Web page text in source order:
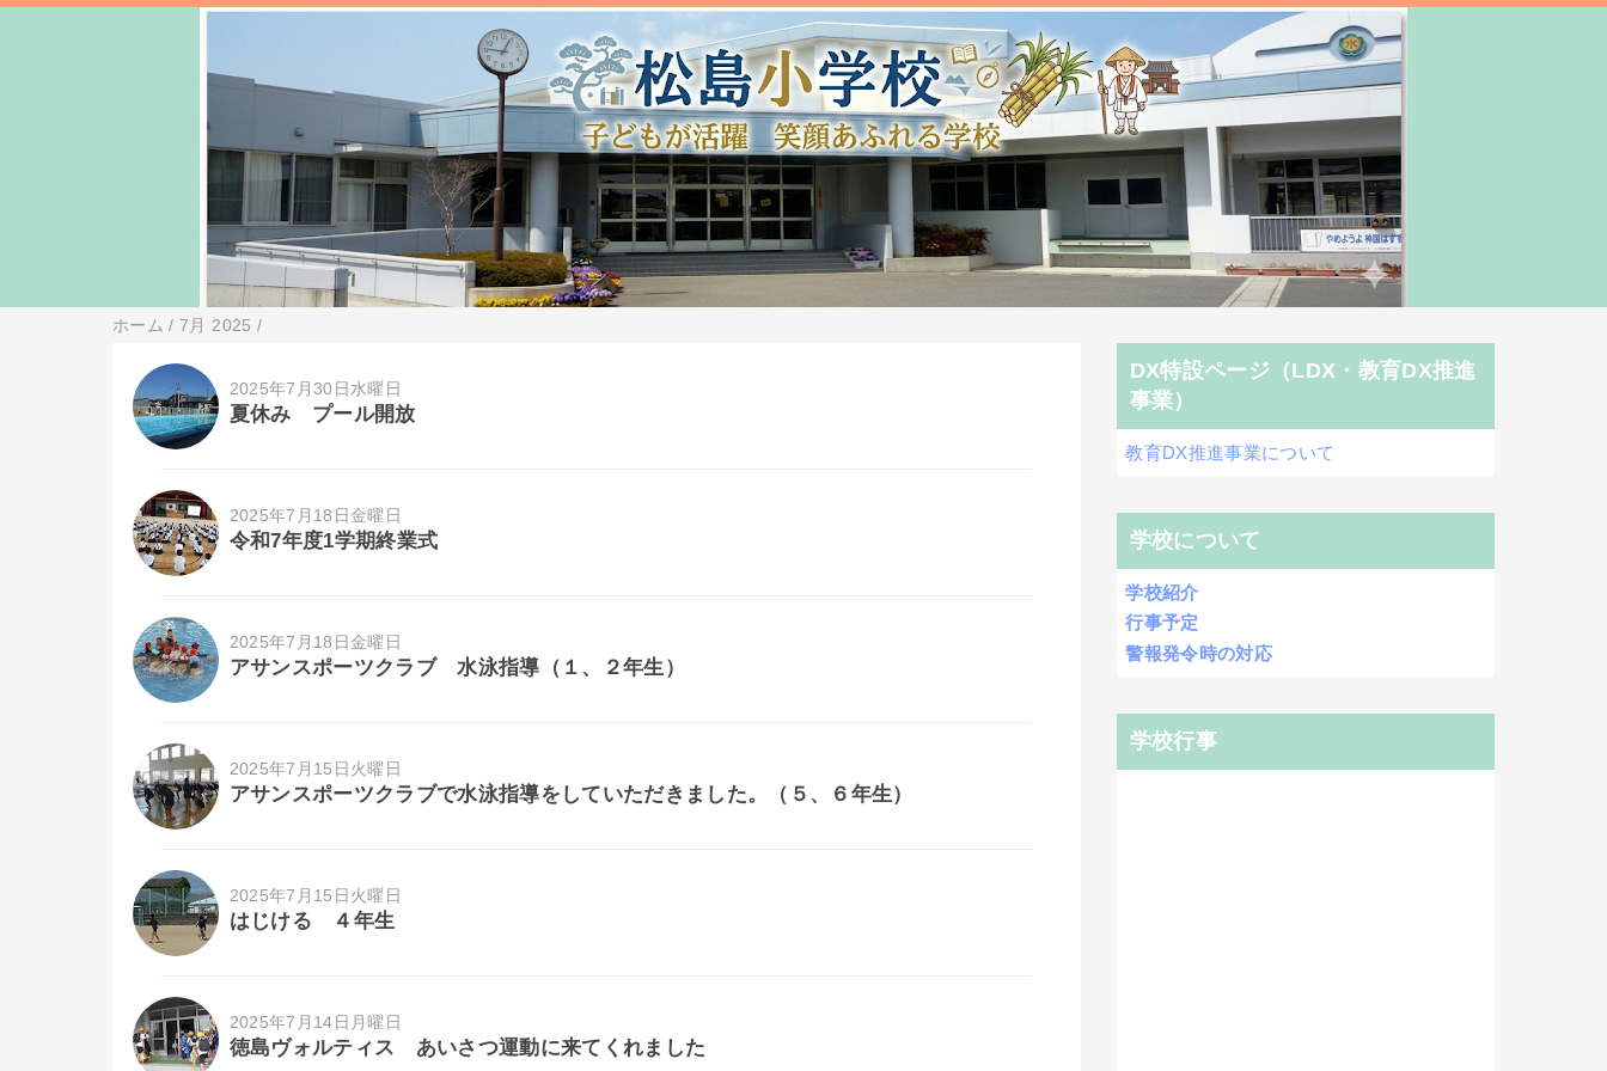
ホーム /7月 2025 /
2025年7月30日水曜日
夏休み プール開放
2025年7月18日金曜日
令和7年度1学期終業式
2025年7月18日金曜日
アサンスポーツクラブ 水泳指導（１、２年生）
2025年7月15日火曜日
アサンスポーツクラブで水泳指導をしていただきました。（５、６年生）
2025年7月15日火曜日
はじける ４年生
2025年7月14日月曜日
徳島ヴォルティス あいさつ運動に来てくれました
DX特設ページ（LDX・教育DX推進
事業）
教育DX推進事業について
学校について
学校紹介
行事予定
警報発令時の対応
学校行事